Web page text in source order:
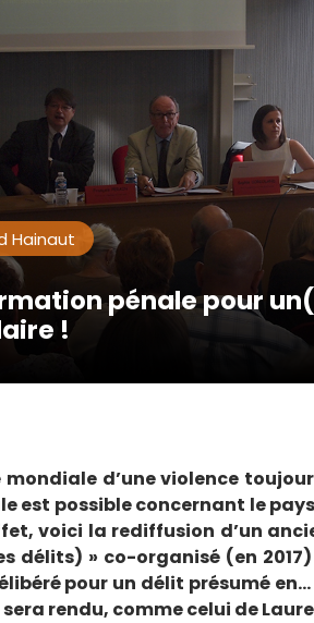
Hainaut
pénale pour
!
d’une violence
est possible concernant le
voici la rediffusion d’un
délits) » co-organisé (en
pour un délit présumé en…
rendu, comme celui de